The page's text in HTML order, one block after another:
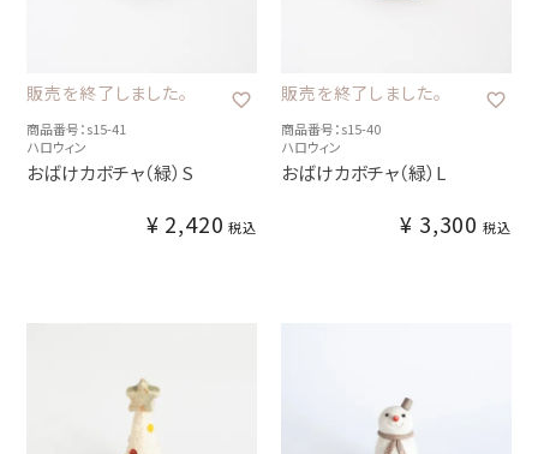
販売を終了しました。
商品番号：s15-41
ハロウィン
おばけカボチャ（緑）S
¥ 2,420 税込
販売を終了しました。
商品番号：s15-40
ハロウィン
おばけカボチャ（緑）L
¥ 3,300 税込